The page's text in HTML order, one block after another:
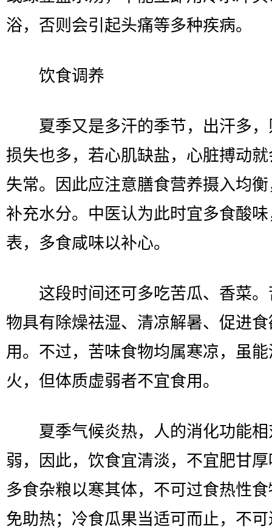
浴，否则会引起头痛等多种疾病。
饮食调养
夏季又是多汗的季节，出汗多，
损失也多，若心肌缺盐，心脏搏动
失常。因此应注意膳食营养摄入均
补充水分。中医认为此时宜多食酸
表，多食咸味以补心。
这段时间还可多吃苦瓜、香菜。
物具有除燥祛湿、清凉解暑、促进
用。不过，苦味食物均属寒凉，虽
火，但体质虚弱者不宜食用。
夏季气候炎热，人的消化功能相
弱，因此，饮食宜清淡，不宜肥甘
多食杂粮以寒其体，不可过食热性
免助热；冷食瓜果当适可而止，不